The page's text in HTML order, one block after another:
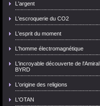
L'argent
L'escroquerie du CO2
L'esprit du moment
L'homme électromagnétique
L'incroyable découverte de l'Amiral
BYRD
L'origine des religions
L'OTAN